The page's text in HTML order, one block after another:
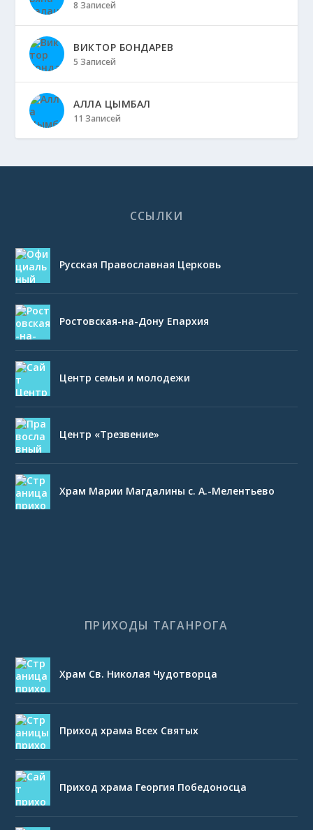
8 Записей
ВИКТОР БОНДАРЕВ
5 Записей
АЛЛА ЦЫМБАЛ
11 Записей
ССЫЛКИ
Русская Православная Церковь
Ростовская-на-Дону Епархия
Центр семьи и молодежи
Центр «Трезвение»
Храм Марии Магдалины с. А.-Мелентьево
ПРИХОДЫ ТАГАНРОГА
Храм Св. Николая Чудотворца
Приход храма Всех Святых
Приход храма Георгия Победоносца